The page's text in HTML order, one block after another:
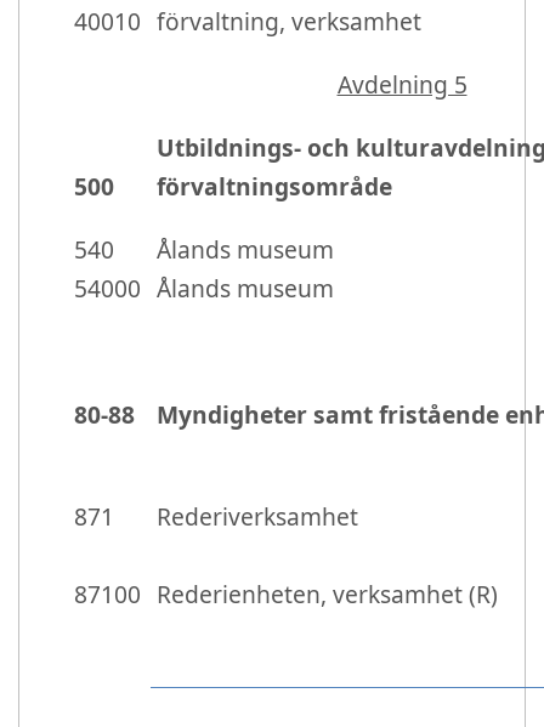
40010 förvaltning, verksamhet
Avdelning 5
500
Utbildnings- och
förvaltningsområde
540
Ålands museum
54000 Ålands museum
80-88 Myndigheter samt fristående
871 Rederiverksamhet
87100 Rederienheten, verksamhet (R)